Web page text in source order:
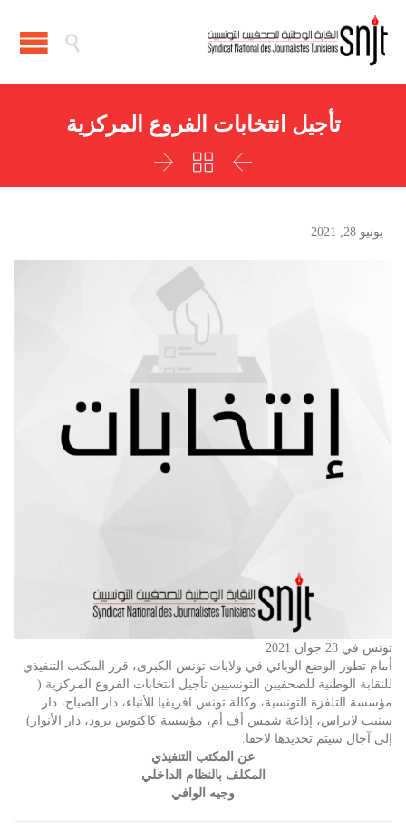

تأجيل انتخابات الفروع المركزية



يونيو 28, 2021
تونس في 28 جوان 2021
أمام تطور الوضع الوبائي في ولايات تونس الكبرى، قرر المكتب التنفيذي
للنقابة الوطنية للصحفيين التونسيين تأجيل انتخابات الفروع المركزية (
مؤسسة التلفزة التونسية، وكالة تونس افريقيا للأنباء، دار الصباح، دار
سنيب لابراس، إذاعة شمس أف أم، مؤسسة كاكتوس برود، دار الأنوار)
إلى آجال سيتم تحديدها لاحقا.
عن المكتب التنفيذي
المكلف بالنظام الداخلي
وجيه الوافي